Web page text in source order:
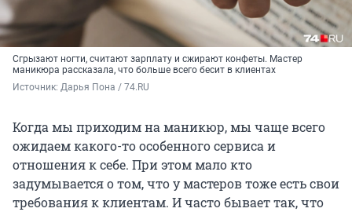
Сгрызают ногти, считают зарплату и сжирают конфеты. Мастер
маникюра рассказала, что больше всего бесит в клиентах
Источник: Дарья Пона / 74.RU
Когда мы приходим на маникюр, мы чаще всего
ожидаем какого-то особенного сервиса и
отношения к себе. При этом мало кто
задумывается о том, что у мастеров тоже есть свои
требования к клиентам. И часто бывает так, что